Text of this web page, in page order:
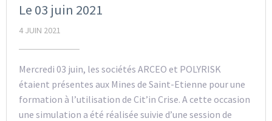
Le 03 juin 2021
4 JUIN 2021
Mercredi 03 juin, les sociétés ARCEO et POLYRISK
étaient présentes aux Mines de Saint-Etienne pour une
formation à l’utilisation de Cit’in Crise. A cette occasion
une simulation a été réalisée suivie d’une session de